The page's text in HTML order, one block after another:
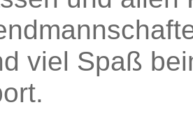
viel Spaß